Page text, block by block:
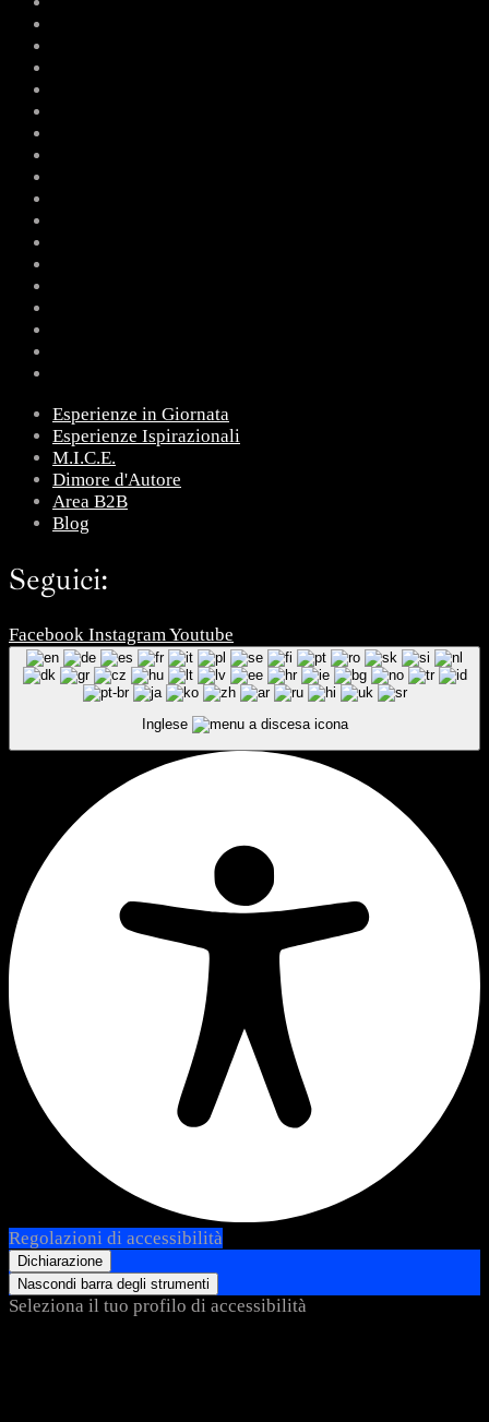
Esperienze in Giornata
Esperienze Ispirazionali
M.I.C.E.
Dimore d'Autore
Area B2B
Blog
Seguici:
Facebook Instagram Youtube
Inglese
Regolazioni di accessibilità
Dichiarazione
Nascondi barra degli strumenti
Seleziona il tuo profilo di accessibilità